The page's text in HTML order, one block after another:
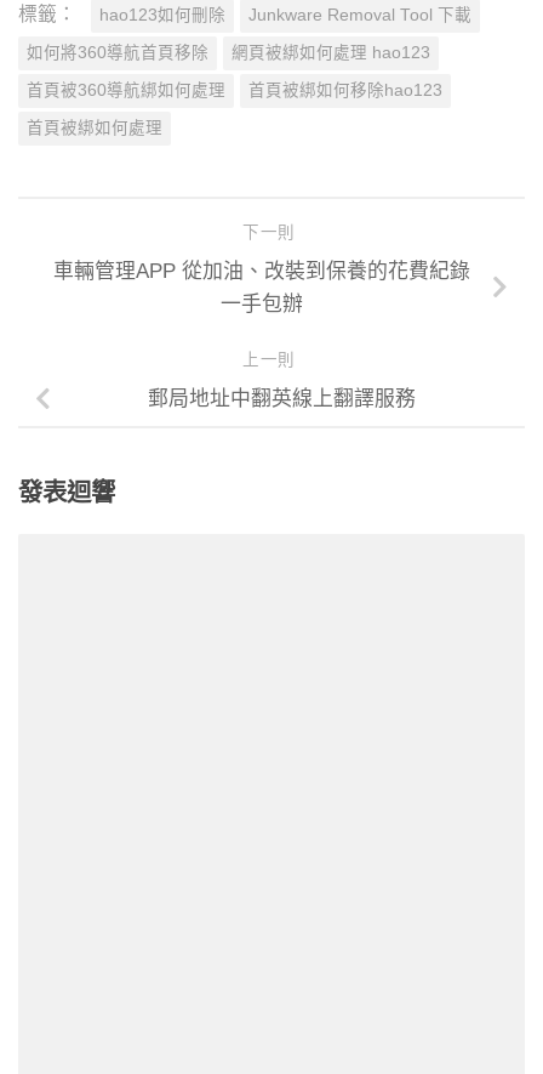
標籤： hao123如何刪除 Junkware Removal Tool 下載
如何將360導航首頁移除 網頁被綁如何處理 hao123
首頁被360導航綁如何處理 首頁被綁如何移除hao123
首頁被綁如何處理
下一則
車輛管理APP 從加油、改裝到保養的花費紀錄
一手包辦
上一則
郵局地址中翻英線上翻譯服務
發表迴響